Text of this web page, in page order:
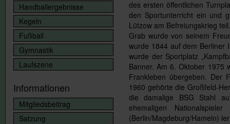
des ersten öffentlichen
den Sportunterricht ein und
Lützow am Befreiungskrieg
Grab wurde von seinem
wurde 1844 auf dem Berliner
wurde der Sportplatz
Banner. Am 6. Oktober 1975
Frankleben übergeben. Der
1960 gehörte die Großfeld-
die damalige BSG Stahl
ehemaligen
(Berlin/Magdeburg/Hameln)
Handballergebnisse
Kegeln
Fußball
Gymnastik
Laufszene
Informationen
Mitgliedsbeitrag
Satzung